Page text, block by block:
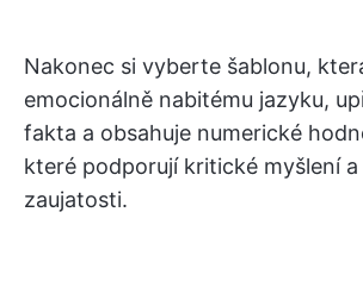
Nakonec si vyberte šablonu,
emocionálně nabitému jazyku,
fakta a obsahuje numerické
které podporují kritické myšlení
zaujatosti.